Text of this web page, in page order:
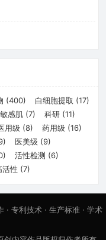
(400) 白细胞提取 (17)
敏感肌 (7) 科研 (11)
用级 (8) 药用级 (16)
医美级 (9)
活性检测 (6)
活性 (7)
· 专利技术 · 生产标准 · 学术